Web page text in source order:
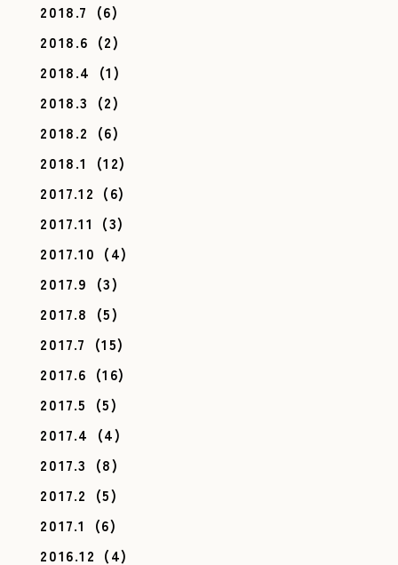
2018.7 (6)
2018.6 (2)
2018.4 (1)
2018.3 (2)
2018.2 (6)
2018.1
(12)
2017.12 (6)
2017.11 (3)
2017.10 (4)
2017.9 (3)
2017.8 (5)
2017.7 (15)
2017.6 (16)
2017.5 (5)
2017.4 (4)
2017.3 (8)
2017.2 (5)
2017.1
(6)
2016.12 (4)